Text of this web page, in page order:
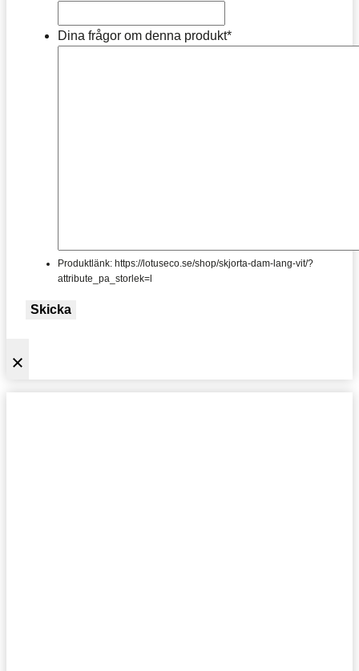
Dina frågor om denna produkt*
Produktlänk: https://lotuseco.se/shop/skjorta-dam-lang-vit/?
attribute_pa_storlek=l
Skicka